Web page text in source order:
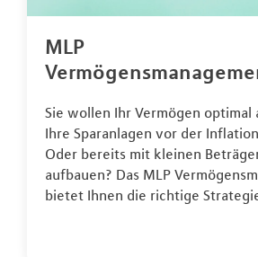
MLP
Sie wollen Ihr Vermögen optimal
Ihre Sparanlagen vor der
Oder bereits mit kleinen
aufbauen? Das MLP
bietet Ihnen die richtige